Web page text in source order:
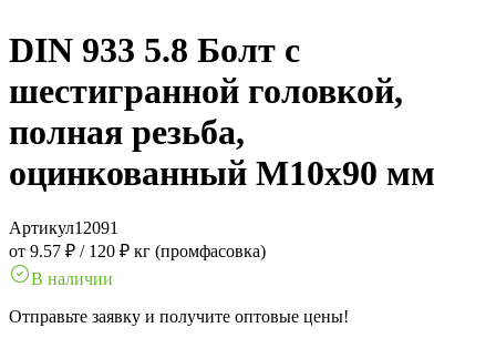
DIN 933 5.8 Болт с
шестигранной головкой,
полная резьба,
оцинкованный M10x90 мм
Артикул12091
от 9.57 ₽ / 120 ₽ кг (промфасовка)
В наличии
Отправьте заявку и получите оптовые цены!